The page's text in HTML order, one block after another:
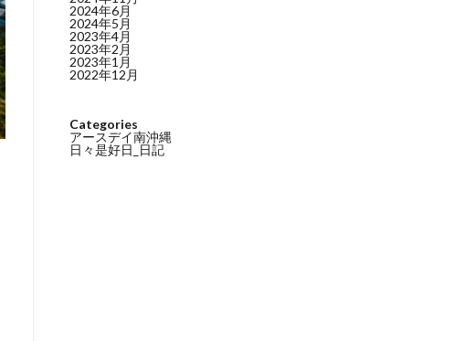
2024年6月
2024年5月
2023年4月
2023年2月
2023年1月
2022年12月
Categories
アースデイ南沖縄
日々是好日_日記